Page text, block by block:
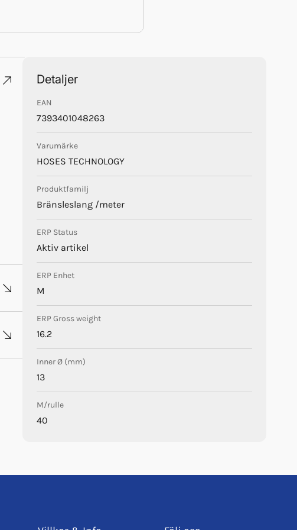
Detaljer
EAN
7393401048263
Varumärke
HOSES TECHNOLOGY
Produktfamilj
Bränsleslang /meter
ERP Status
Aktiv artikel
ERP Enhet
M
ERP Gross weight
16.2
Inner Ø (mm)
13
M/rulle
40